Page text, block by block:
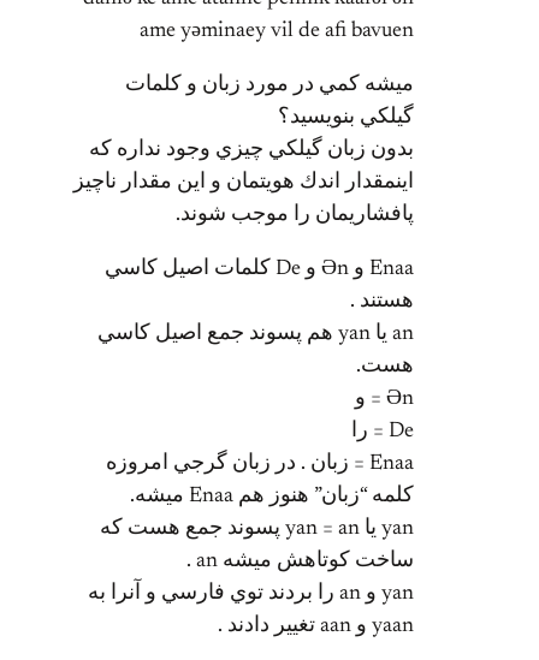
ame yәminaey vil de afi bavuen
ميشه كمي در مورد زبان و كلمات
گيلكي بنويسيد؟
بدون زبان گيلكي چيزي وجود نداره كه
اينمقدار اندك هويتمان و اين مقدار ناچيز
پافشاريمان را موجب شوند.
Enaa و Әn و De كلمات اصيل كاسي
هستند .
an يا yan هم پسوند جمع اصيل كاسي
هست.
Әn = و
De = را
Enaa = زبان . در زبان گرجي امروزه
كلمه “زبان” هنوز هم Enaa ميشه.
yan يا yan = an پسوند جمع هست كه
ساخت كوتاهش ميشه an .
yan و an را بردند توي فارسي و آنرا به
yaan و aan تغيير دادند .